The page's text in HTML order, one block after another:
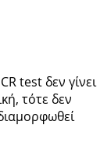
test δεν γίνει
τότε δεν